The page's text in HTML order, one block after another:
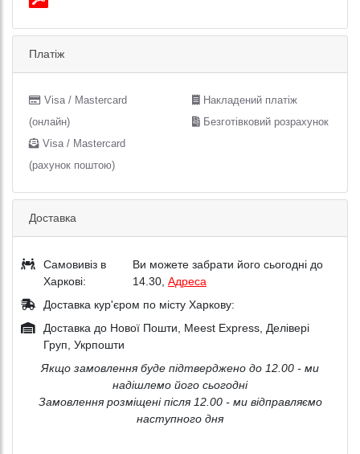
Платіж
Visa / Mastercard
(онлайн)
Visa / Mastercard
(рахунок поштою)
Накладений платіж
Безготівковий розрахунок
Доставка
Самовивіз в
Харкові:
Ви можете забрати його сьогодні до
14.30, Адреса
Доставка кур'єром по місту Харкову:
Доставка до Нової Пошти, Meest Express, Делівері
Груп, Укрпошти
Якщо замовлення буде підтверджено до 12.00 - ми
надішлемо його сьогодні
Замовлення розміщені після 12.00 - ми відправляємо
наступного дня